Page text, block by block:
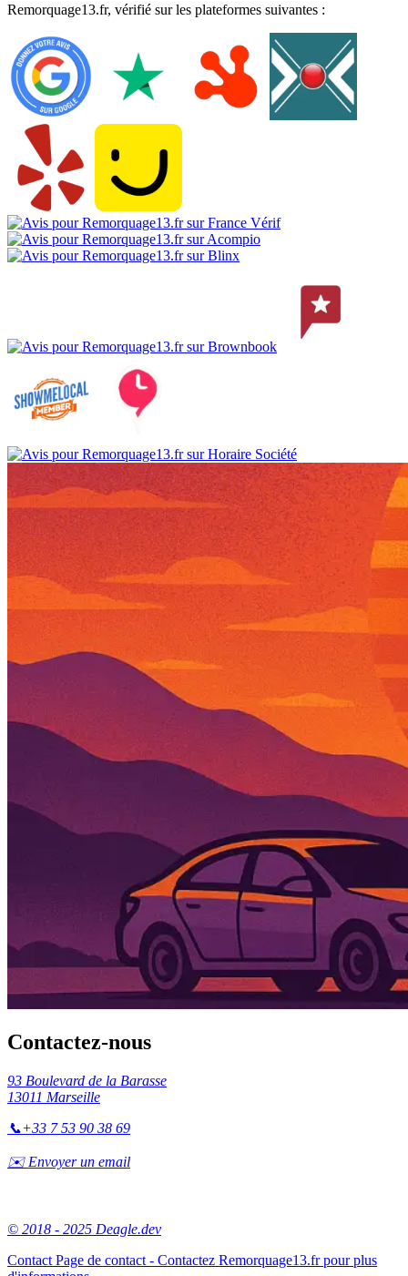
Remorquage13.fr, vérifié sur les plateformes suivantes :
Contactez-nous
93 Boulevard de la Barasse
13011 Marseille
📞+33 7 53 90 38 69
✉️ Envoyer un email
© 2018 - 2025 Deagle.dev
Contact Page de contact - Contactez Remorquage13.fr pour plus